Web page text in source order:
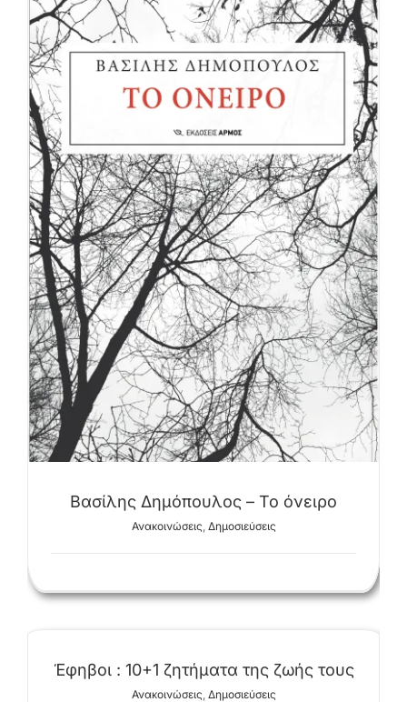
Βασίλης Δημόπουλος – Το όνειρο
Ανακοινώσεις Δημοσιεύσεις
Έφηβοι : 10+1 ζητήματα της ζωής τους
Ανακοινώσεις Δημοσιεύσεις